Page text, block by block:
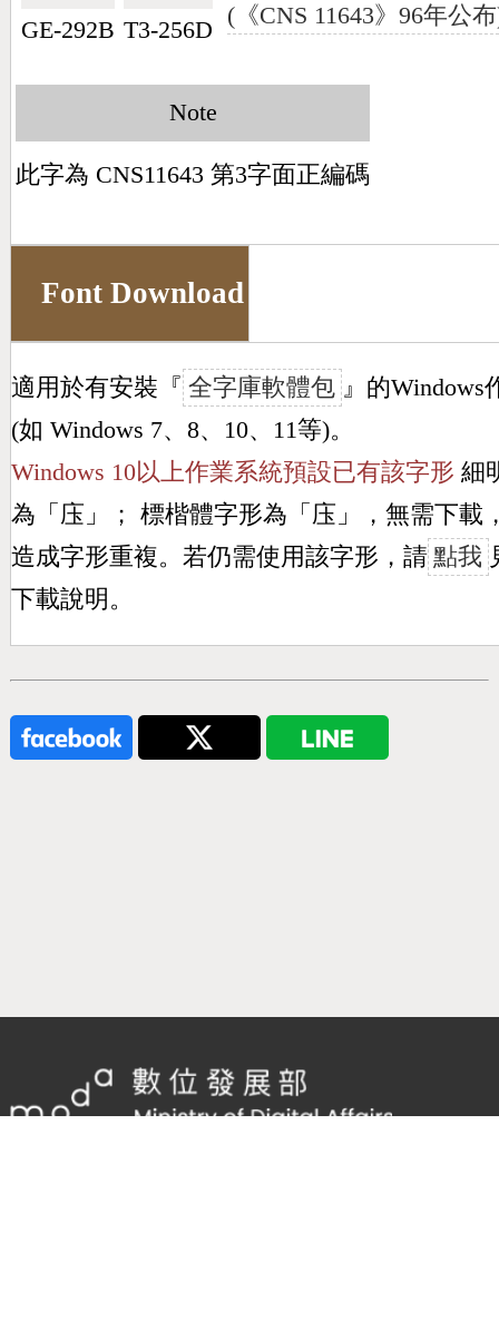
GE-292B T3-256D
(《CNS 11643》96年公
Note
此字為 CNS11643 第3字面正編碼
Font Download
適用於有安裝『 全字庫軟體包 』的Windows
(如 Windows 7、8、10、11等)。
Windows 10以上作業系統預設已有該字形 細
為「 庒 」； 標楷體字形為「 庒 」，無需下載
造成字形重複。若仍需使用該字形，請 點我
下載說明。